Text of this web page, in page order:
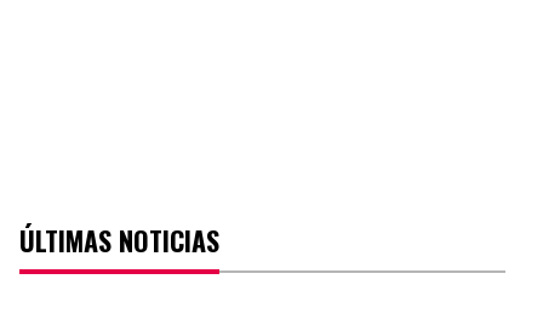
ÚLTIMAS NOTICIAS